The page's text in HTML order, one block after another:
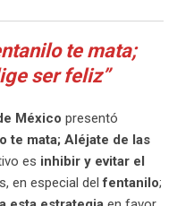
te mata;
ser feliz”
México presentó
te mata; Aléjate de las
es inhibir y evitar el
en especial delfentanilo;